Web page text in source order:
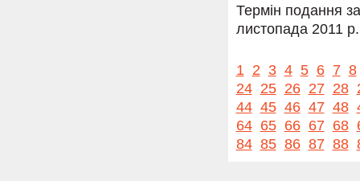
Термін подання
листопада 2011 р.
1 2 3 4 5 6 7 8
24 25 26 27 28
44 45 46 47 48
64 65 66 67 68
84 85 86 87 88